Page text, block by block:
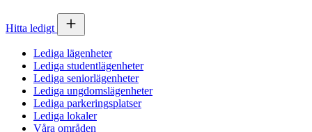
Hitta ledigt
Lediga lägenheter
Lediga studentlägenheter
Lediga seniorlägenheter
Lediga ungdomslägenheter
Lediga parkeringsplatser
Lediga lokaler
Våra områden